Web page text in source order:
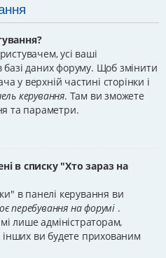
усі ваші
базі даних форуму. Щоб змінити
у верхній частині сторінки і
керування. Там ви зможете
та параметри.
в списку "Хто зараз на
в панелі керування ви
перебування на форумі .
лише адміністраторам,
інших ви будете прихованим